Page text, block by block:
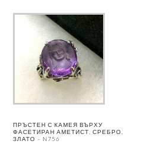
ПРЪСТЕН С КАМЕЯ ВЪРХУ
ФАСЕТИРАН АМЕТИСТ, СРЕБРО,
ЗЛАТО – N756